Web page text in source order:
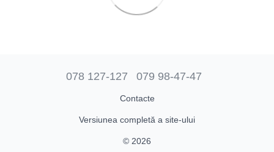
078 127-127 079 98-47-47
Contacte
Versiunea completă a site-ului
© 2026